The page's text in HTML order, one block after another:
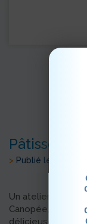
Pâtissons!
> Publié le 04/02/
Un atelier
Canopée, les
délicieuse